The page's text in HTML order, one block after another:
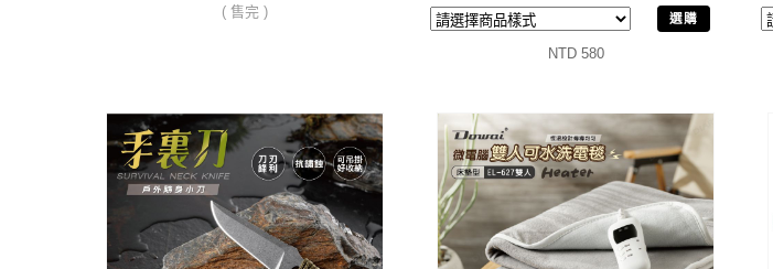
( 售完 )
露營電鍋
選購
NTD 580